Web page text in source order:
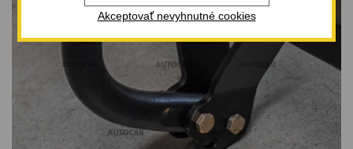
Akceptovať nevyhnutné cookies